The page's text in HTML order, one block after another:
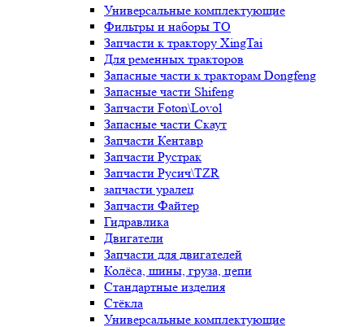
Универсальные комплектующие
Фильтры и наборы ТО
Запчасти к трактору XingTai
Для ременных тракторов
Запасные части к тракторам Dongfeng
Запасные части Shifeng
Запчасти Foton\Lovol
Запасные части Скаут
Запчасти Кентавр
Запчасти Рустрак
Запчасти Русич\TZR
запчасти уралец
Запчасти Файтер
Гидравлика
Двигатели
Запчасти для двигателей
Колёса, шины, груза, цепи
Стандартные изделия
Стёкла
Универсальные комплектующие